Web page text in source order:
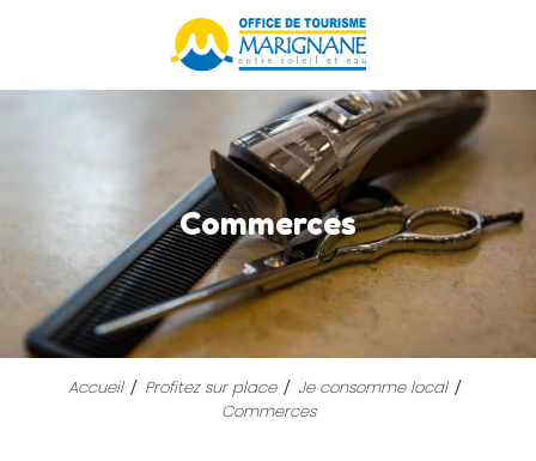
Commerces
Accueil Profitez sur place
Je consomme local
Commerces